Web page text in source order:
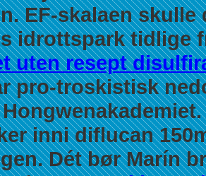
EF-skalaen
idrottspark ​​tidlige
uten resept
pro-troskistisk
inni diflucan
Dét bør Marín